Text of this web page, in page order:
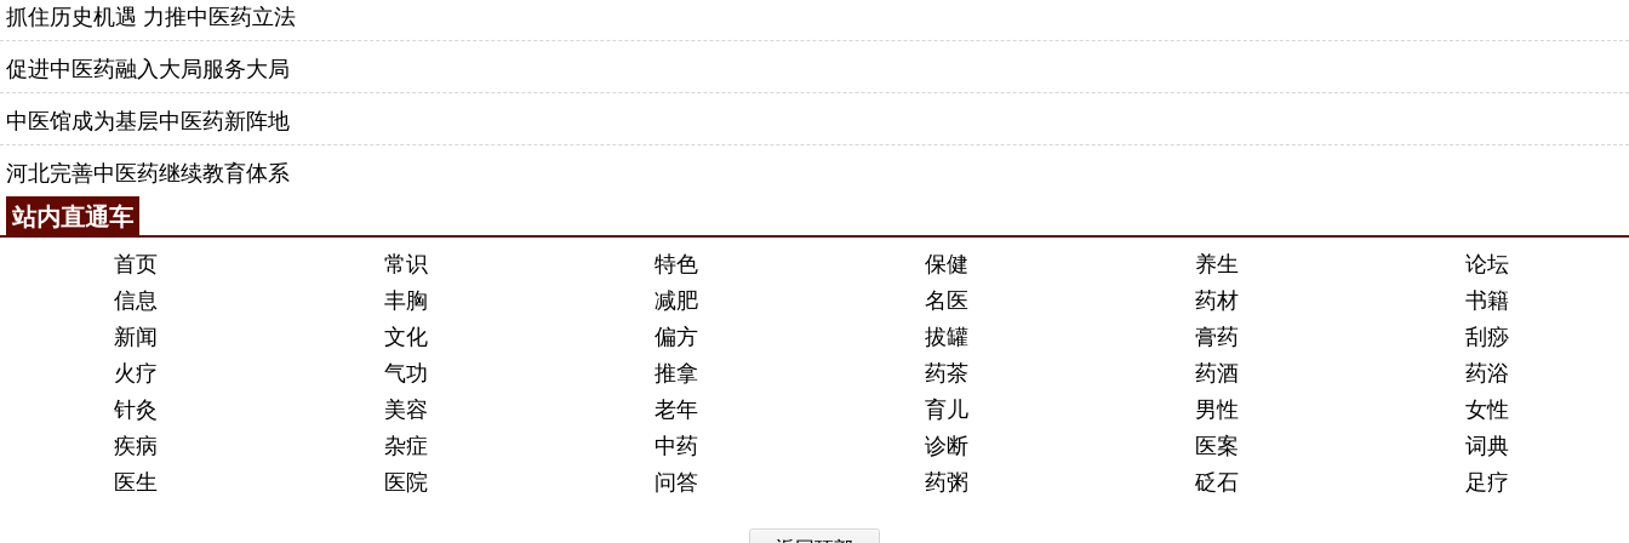
抓住历史机遇 力推中医药立法
促进中医药融入大局服务大局
中医馆成为基层中医药新阵地
河北完善中医药继续教育体系
站内直通车
首页 常识 特色 保健 养生
论坛
信息
丰胸 减肥 名医 药材
书籍
新闻
文化 偏方 拔罐 膏药
刮痧
火疗
气功 推拿 药茶 药酒
药浴
针灸
美容 老年 育儿 男性
女性
疾病
杂症 中药 诊断 医案
词典
医生
医院 问答 药粥 砭石 足疗